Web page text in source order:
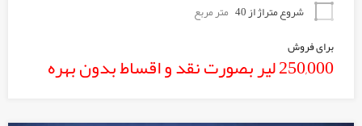
شروع متراژ از 40
متر مربع
برای فروش
250,000 لیر بصورت نقد و اقساط بدون بهره